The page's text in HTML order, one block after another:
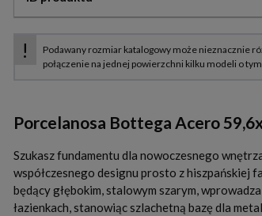
Porcelanosa Bottega Acero
Szukasz fundamentu dla nowoczesnego
współczesnego designu prosto z hiszpańskiej
będący głębokim, stalowym szarym,
łazienkach, stanowiąc szlachetną bazę dla